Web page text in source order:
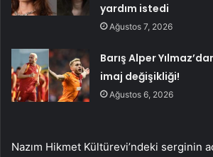
yardım istedi
Ağustos 7, 2026
Barış Alper
imaj değişikliği!
Ağustos 6, 2026
Nazım Hikmet Kültürevi’ndeki serginin